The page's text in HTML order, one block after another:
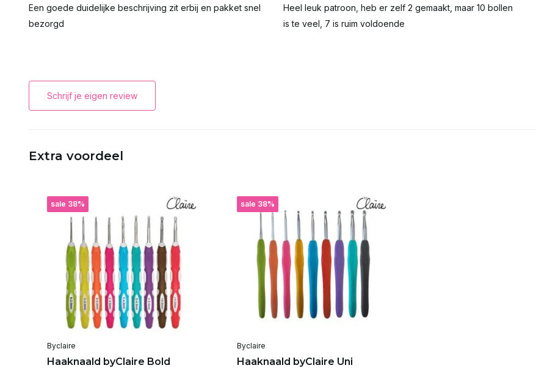
Een goede duidelijke beschrijving zit erbij en pakket snel
bezorgd
Heel leuk patroon, heb er zelf 2 gemaakt, maar 10 bollen
is te veel, 7 is ruim voldoende
Schrijf je eigen review
Extra voordeel
sale 38%
Byclaire
Haaknaald byClaire Bold
sale 38%
Byclaire
Haaknaald byClaire Uni